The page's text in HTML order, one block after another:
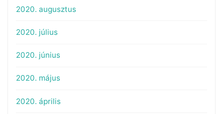
2020. augusztus
2020. július
2020. június
2020. május
2020. április